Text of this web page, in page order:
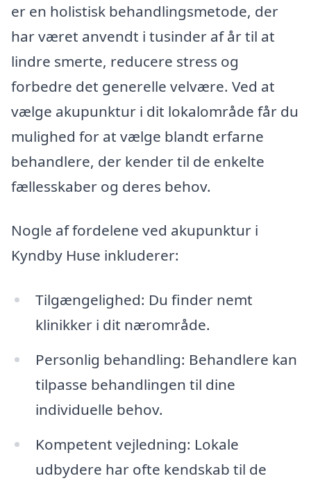
er en holistisk behandlingsmetode, der
har været anvendt i tusinder af år til at
lindre smerte, reducere stress og
forbedre det generelle velvære. Ved at
vælge akupunktur i dit lokalområde får du
mulighed for at vælge blandt erfarne
behandlere, der kender til de enkelte
fællesskaber og deres behov.
Nogle af fordelene ved akupunktur i
Kyndby Huse inkluderer:
Tilgængelighed: Du finder nemt
klinikker i dit nærområde.
Personlig behandling: Behandlere kan
tilpasse behandlingen til dine
individuelle behov.
Kompetent vejledning: Lokale
udbydere har ofte kendskab til de